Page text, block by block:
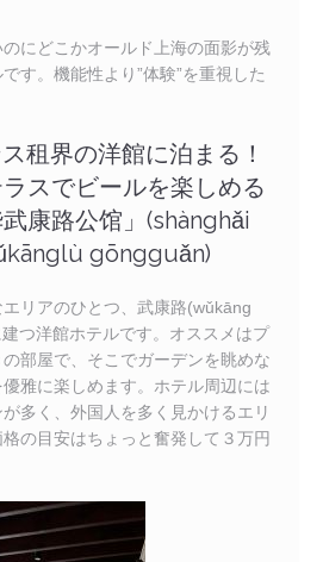
にどこかオールド上海の面影が残
す。機能性より”体験”を重視した
租界の洋館に泊まる！
スでビールを楽しめる
武康路公馆」(shànghǎi
gōngguǎn)
エリアのひとつ、武康路(wǔkāng
つ洋館ホテルです。オススメはプ
部屋で、そこでガーデンを眺めな
雅に楽しめます。ホテル周辺には
多く、外国人を多く見かけるエリ
の目安はちょっと奮発して３万円